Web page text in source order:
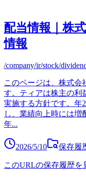
配当情報｜株
情報
/company/ir/stock/
このページは、株式会
す。ティアは株主の利
実施する方針です。年
し、業績向上時には増
年...
2026/5/10 保存履
このURLの保存履歴を